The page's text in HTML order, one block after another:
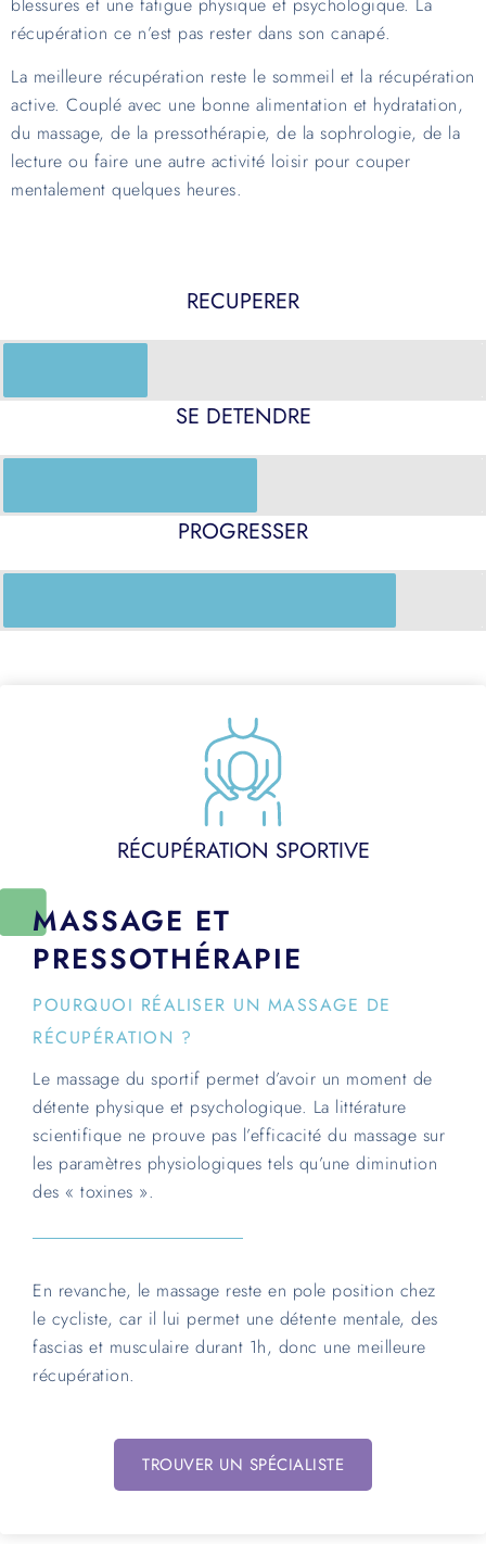
récupération ce n’est pas rester dans son canapé.
La meilleure récupération reste le sommeil et la récupération
active. Couplé avec une bonne alimentation et hydratation,
du massage, de la pressothérapie, de la sophrologie, de la
lecture ou faire une autre activité loisir pour couper
mentalement quelques heures.
RECUPERER
SE DETENDRE
PROGRESSER
MASSAGE ET
PRESSOTHÉRAPIE
POURQUOI RÉALISER UN MASSAGE DE
RÉCUPÉRATION ?
Le massage du sportif permet d’avoir un moment de
détente physique et psychologique. La littérature
scientifique ne prouve pas l’efficacité du massage sur
les paramètres physiologiques tels qu’une diminution
des « toxines ».
RÉCUPÉRATION SPORTIVE
En revanche, le massage reste en pole position chez
le cycliste, car il lui permet une détente mentale, des
fascias et musculaire durant 1h, donc une meilleure
récupération.
TROUVER UN SPÉCIALISTE